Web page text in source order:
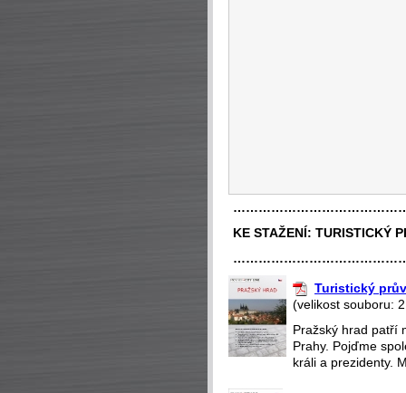
KE STAŽENÍ: TURISTICKÝ
Turistický
(velikost souboru:
Pražský hrad patří
Prahy. Pojďme
králi a prezidenty.